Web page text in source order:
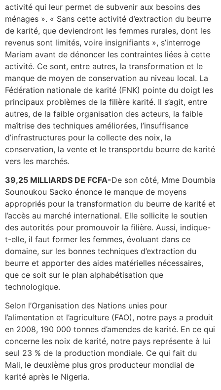
activité qui leur permet de subvenir aux besoins des
ménages ». « Sans cette activité d’extraction du beurre
de karité, que deviendront les femmes rurales, dont les
revenus sont limités, voire insignifiants », s’interroge
Mariam avant de dénoncer les contraintes liées à cette
activité. Ce sont, entre autres, la transformation et le
manque de moyen de conservation au niveau local. La
Fédération nationale de karité (FNK) pointe du doigt les
principaux problèmes de la filière karité. Il s’agit, entre
autres, de la faible organisation des acteurs, la faible
maîtrise des techniques améliorées, l’insuffisance
d’infrastructures pour la collecte des noix, la
conservation, la vente et le transportdu beurre de karité
vers les marchés.
39,25 MILLIARDS DE FCFA-De son côté, Mme Doumbia
Sounoukou Sacko énonce le manque de moyens
appropriés pour la transformation du beurre de karité et
l’accès au marché international. Elle sollicite le soutien
des autorités pour promouvoir la filière. Aussi, indique-
t-elle, il faut former les femmes, évoluant dans ce
domaine, sur les bonnes techniques d’extraction du
beurre et apporter des aides matérielles nécessaires,
que ce soit sur le plan alphabétisation que
technologique.
Selon l’Organisation des Nations unies pour
l’alimentation et l’agriculture (FAO), notre pays a produit
en 2008, 190 000 tonnes d’amendes de karité. En ce qui
concerne les noix de karité, notre pays représente à lui
seul 23 % de la production mondiale. Ce qui fait du
Mali, le deuxième plus gros producteur mondial de
karité après le Nigeria.